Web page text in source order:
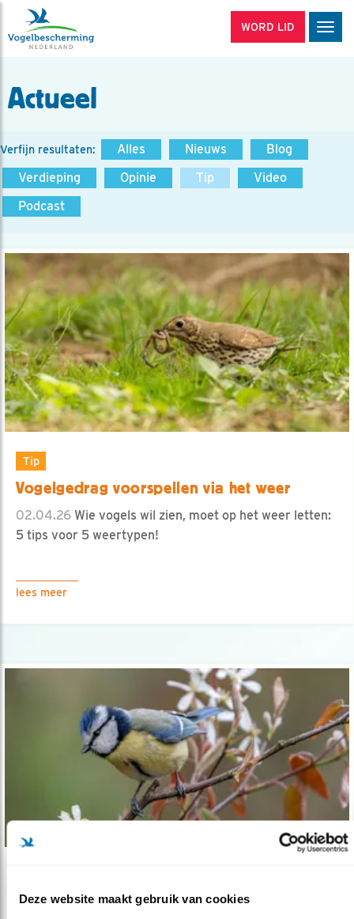
Deze website maakt gebruik van cookies
WORD LID
Actueel
Verfijn resultaten: Alles Nieuws
Blog
Verdieping
Opinie Tip
Video
Podcast
Tip
Vogelgedrag voorspellen via het weer
02.04.26 Wie vogels wil zien, moet op het weer letten:
5 tips voor 5 weertypen!
lees meer
Vogelexcursies voor kinderen